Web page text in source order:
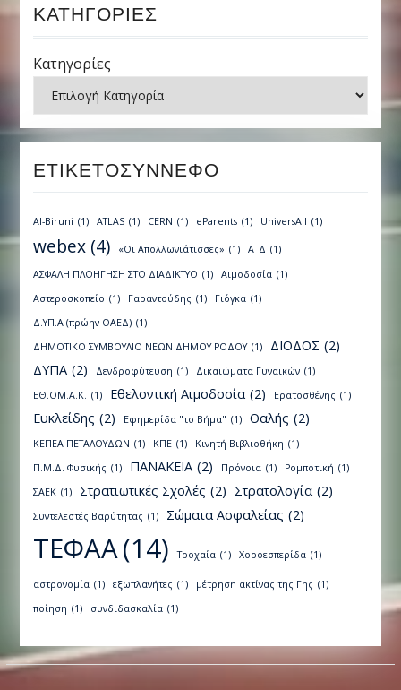
ΚΑΤΗΓΟΡΊΕΣ
Κατηγορίες
ΕΤΙΚΕΤΟΣΎΝΝΕΦΟ
Al-Biruni (1) ATLAS (1) CERN (1) eParents (1) UniversAll (1)
webex (4) «Οι Απολλωνιάτισσες» (1) Α_Δ (1)
ΑΣΦΑΛΗ ΠΛΟΗΓΗΣΗ ΣΤΟ ΔΙΑΔΙΚΤΥΟ (1) Αιμοδοσία (1)
Αστεροσκοπείο (1) Γαραντούδης (1) Γιόγκα (1)
Δ.ΥΠ.Α (πρώην ΟΑΕΔ) (1)
ΔΗΜΟΤΙΚΟ ΣΥΜΒΟΥΛΙΟ ΝΕΩΝ ΔΗΜΟΥ ΡΟΔΟΥ (1) ΔΙΟΔΟΣ (2)
ΔΥΠΑ (2) Δενδροφύτευση (1) Δικαιώματα Γυναικών (1)
ΕΘ.ΟΜ.Α.Κ. (1) Εθελοντική Αιμοδοσία (2) Ερατοσθένης (1)
Ευκλείδης (2) Εφημερίδα "το Βήμα" (1) Θαλής (2)
ΚΕΠΕΑ ΠΕΤΑΛΟΥΔΩΝ (1) ΚΠΕ (1) Κινητή Βιβλιοθήκη (1)
Π.Μ.Δ. Φυσικής (1) ΠΑΝΑΚΕΙΑ (2) Πρόνοια (1) Ρομποτική (1)
ΣΑΕΚ (1) Στρατιωτικές Σχολές (2) Στρατολογία (2)
Συντελεστές Βαρύτητας (1) Σώματα Ασφαλείας (2)
ΤΕΦΑΑ(14) Τροχαία (1) Χοροεσπερίδα (1)
αστρονομία (1) εξωπλανήτες (1) μέτρηση ακτίνας της Γης (1)
ποίηση (1) συνδιδασκαλία (1)